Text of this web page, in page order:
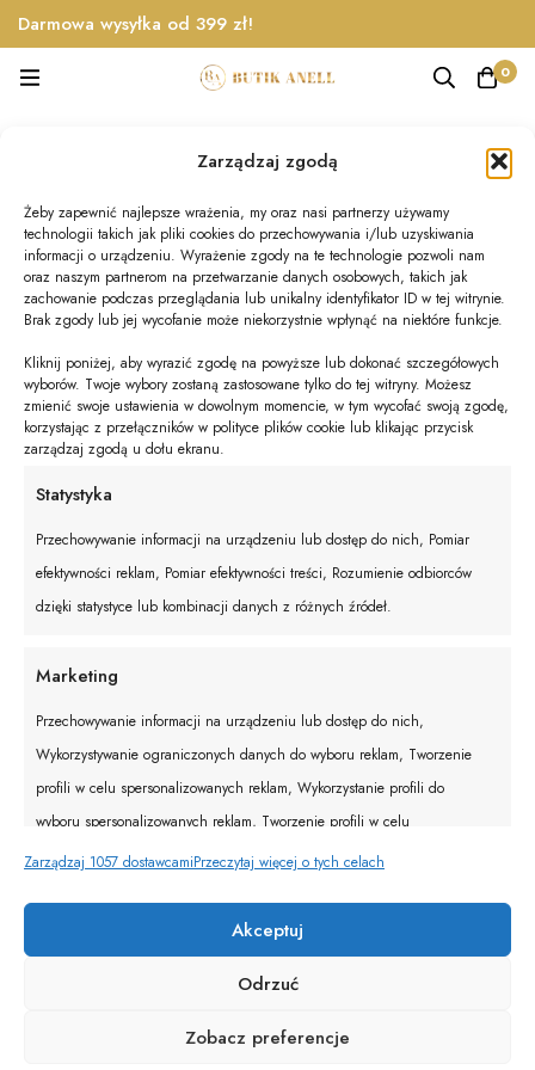
Zarządzaj zgodą
Żeby zapewnić najlepsze wrażenia, my oraz nasi partnerzy używamy
technologii takich jak pliki cookies do przechowywania i/lub uzyskiwania
informacji o urządzeniu. Wyrażenie zgody na te technologie pozwoli nam
oraz naszym partnerom na przetwarzanie danych osobowych, takich jak
zachowanie podczas przeglądania lub unikalny identyfikator ID w tej witrynie.
Brak zgody lub jej wycofanie może niekorzystnie wpłynąć na niektóre funkcje.
Kliknij poniżej, aby wyrazić zgodę na powyższe lub dokonać szczegółowych
wyborów. Twoje wybory zostaną zastosowane tylko do tej witryny. Możesz
zmienić swoje ustawienia w dowolnym momencie, w tym wycofać swoją zgodę,
korzystając z przełączników w polityce plików cookie lub klikając przycisk
zarządzaj zgodą u dołu ekranu.
Statystyka
Przechowywanie informacji na urządzeniu lub dostęp do nich, Pomiar
efektywności reklam, Pomiar efektywności treści, Rozumienie odbiorców
dzięki statystyce lub kombinacji danych z różnych źródeł.
Marketing
Przechowywanie informacji na urządzeniu lub dostęp do nich,
Wykorzystywanie ograniczonych danych do wyboru reklam, Tworzenie
profili w celu spersonalizowanych reklam, Wykorzystanie profili do
wyboru spersonalizowanych reklam, Tworzenie profili w celu
personalizacji treści, Wykorzystywanie profili w celu doboru
ograniczonych danych do wyboru treści.
Dopasowanie i łączenie danych z innych źródeł,
Zarządzaj 1057 dostawcamiPrzeczytaj więcej o tych celach
Akceptuj
Odrzuć
Zobacz preferencje
Darmowa wysyłka od 399 zł!
0
spódniczka
Nie znaleziono produktów, których szukasz.